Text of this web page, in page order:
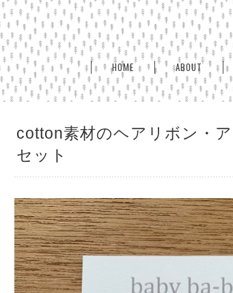
HOME ABOUT
cotton素材のヘアリボン・
セット